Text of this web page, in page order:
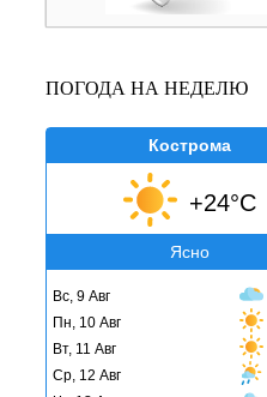
ПОГОДА НА НЕДЕЛЮ
Кострома
+24°C
Ясно
Вс, 9 Авг
Пн, 10 Авг
Вт, 11 Авг
Ср, 12 Авг